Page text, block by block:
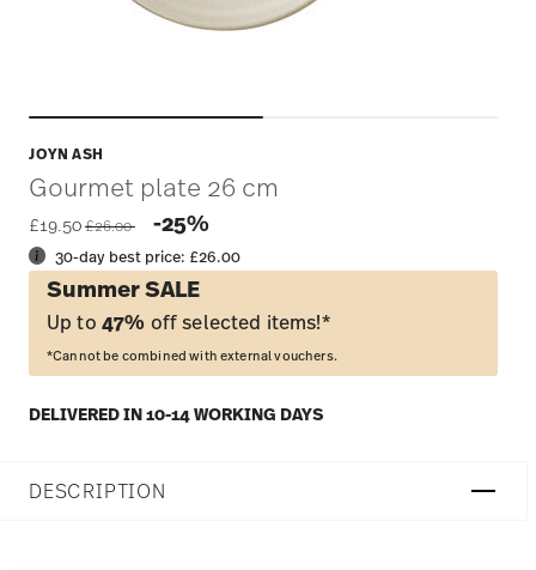
JOYN ASH
Gourmet plate 26 cm
£19.50 Price reduced from
£26.00 -25%
30-day best price: £26.00
Summer SALE
Up to 47% off selected items!*
*Cannot be combined with external vouchers.
DELIVERED IN 10-14 WORKING DAYS
DESCRIPTION